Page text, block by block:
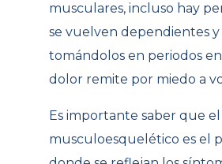
musculares, incluso hay
se vuelven dependientes y
tomándolos en periodos en
dolor remite por miedo a
Es importante saber que el
musculoesquelético es el